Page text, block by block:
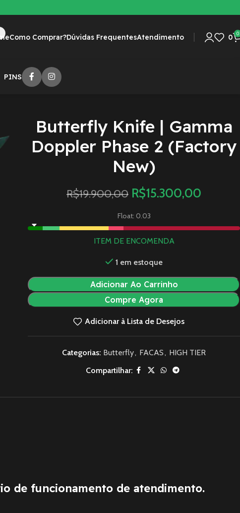
Como Comprar?Dúvidas FrequentesAtendimento 0 0
PINS
Butterfly Knife | Gamma
Doppler Phase 2 (Factory
New)
R$19.900,00 R$15.300,00
Float: 0.03
ITEM DE ENCOMENDA
1 em estoque
Adicionar Ao Carrinho
Compre Agora
Adicionar à Lista de Desejos
Categorias: Butterfly, FACAS, HIGH TIER
Compartilhar:
de funcionamento de atendimento.